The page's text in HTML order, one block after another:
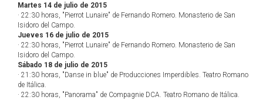
Martes 14 de julio de 2015
· 22:30 horas, "Pierrot Lunaire" de Fernando Romero. Monasterio de San
Isidoro del Campo.
Jueves 16 de julio de 2015
· 22:30 horas, "Pierrot Lunaire" de Fernando Romero. Monasterio de San
Isidoro del Campo.
Sábado 18 de julio de 2015
· 21:30 horas, "Danse in blue" de Producciones Imperdibles. Teatro Romano
de Itálica.
· 22:30 horas, "Panorama" de Compagnie DCA. Teatro Romano de Itálica.